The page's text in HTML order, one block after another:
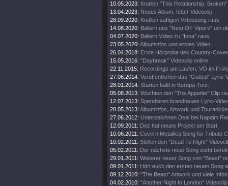
10.05.2023: Knallen "This Relationship,
13.04.2023: Neues Album, fetter Videoclip
28.09.2020: Knallen saftigen Videosong raus
14.08.2020: Ballern uns "Nest OF Vipers" um
04.07.2020: Ballern Video zu "Iona" raus.
23.05.2020: Albuminfos und erstes Video.
26.04.2018: Erste Hörprobe des Country-
15.05.2016: "Daybreak" Videoclip online
22.11.2015: Recordings am Laufen, VÖ im
27.06.2014: Veröffentlichen das "Gutted" Lyric-
28.01.2014: Starten bald in Europa-Tour.
05.08.2013: Wuchten den "The Appetite" Clip
12.07.2013: Spendieren brandneues Lyric-
28.05.2013: Albuminfos, Artwork und
27.06.2012: Unterzeichnen Deal bei Napalm
12.09.2011: Dez hat neues Projekt am Start
10.06.2011: Covern Metallica Song für Tribute
10.02.2011: Stellen den "Dead To Right"
05.02.2011: Der nächste neue Song steht
29.01.2011: Weiterer neuer Song von "Beast"
09.01.2011: Hört euch den ersten neuen Song
09.12.2010: "The Beast" Artwork und viele
04.02.2010: "Another Night In London"